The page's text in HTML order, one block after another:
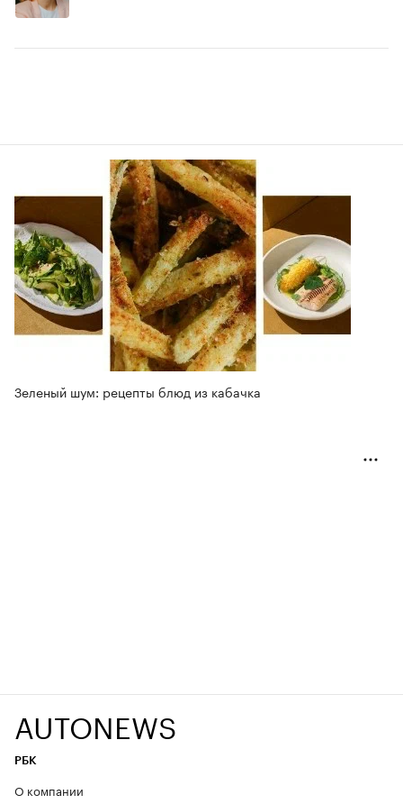
Зеленый шум: рецепты блюд из кабачка
AUTONEWS
РБК
О компании